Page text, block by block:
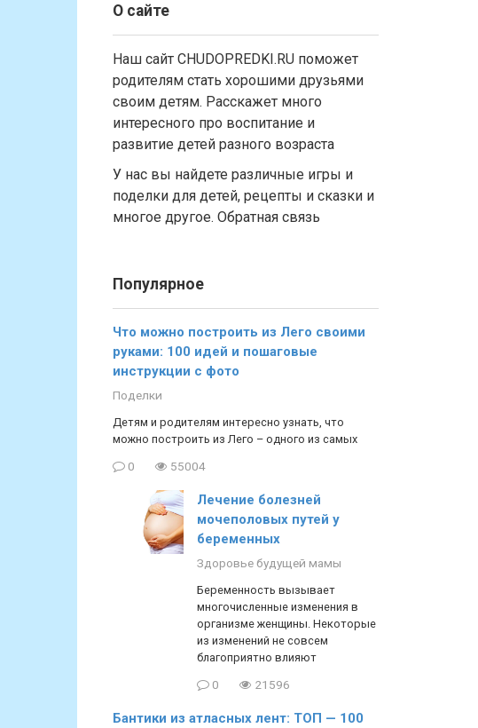
О сайте
Наш сайт CHUDOPREDKI.RU поможет
родителям стать хорошими друзьями
своим детям. Расскажет много
интересного про воспитание и
развитие детей разного возраста
У нас вы найдете различные игры и
поделки для детей, рецепты и сказки и
многое другое. Обратная связь
Популярное
Что можно построить из Лего своими
руками: 100 идей и пошаговые
инструкции с фото
Поделки
Детям и родителям интересно узнать, что
можно построить из Лего – одного из самых
0 55004
Лечение болезней
мочеполовых путей у
беременных
Здоровье будущей мамы
Беременность вызывает
многочисленные изменения в
организме женщины. Некоторые
из изменений не совсем
благоприятно влияют
0 21596
Бантики из атласных лент: ТОП — 100